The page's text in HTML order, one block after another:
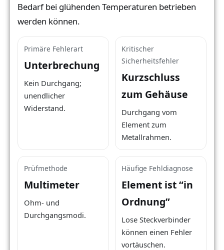
Bedarf bei glühenden Temperaturen betrieben
werden können.
Primäre Fehlerart
Unterbrechung
Kein Durchgang;
unendlicher
Widerstand.
Kritischer
Sicherheitsfehler
Kurzschluss
zum Gehäuse
Durchgang vom
Element zum
Metallrahmen.
Prüfmethode
Multimeter
Ohm- und
Durchgangsmodi.
Häufige Fehldiagnose
Element ist “in
Ordnung”
Lose Steckverbinder
können einen Fehler
vortäuschen.